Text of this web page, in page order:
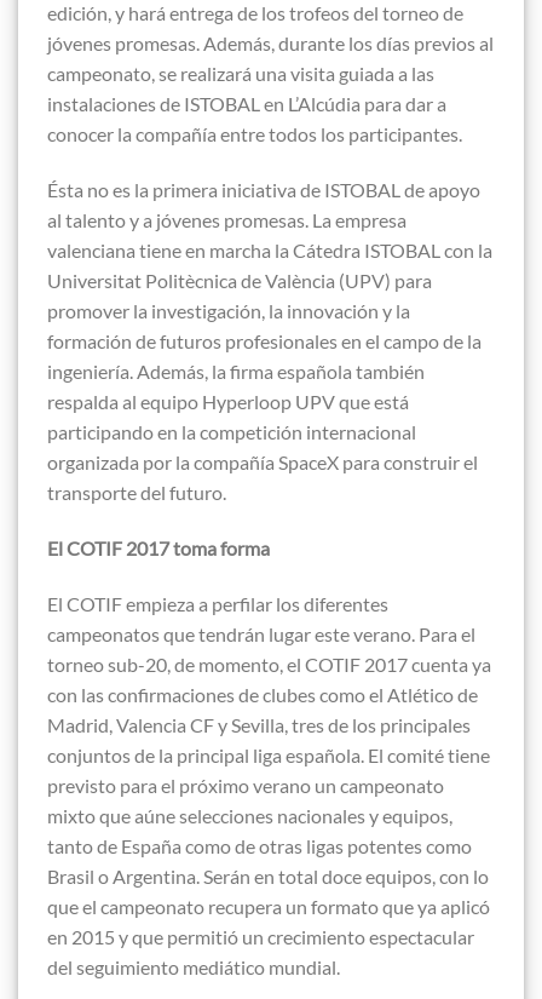
edición, y hará entrega de los trofeos del torneo de
jóvenes promesas. Además, durante los días previos al
campeonato, se realizará una visita guiada a las
instalaciones de ISTOBAL en L’Alcúdia para dar a
conocer la compañía entre todos los participantes.
Ésta no es la primera iniciativa de ISTOBAL de apoyo
al talento y a jóvenes promesas. La empresa
valenciana tiene en marcha la Cátedra ISTOBAL con la
Universitat Politècnica de València (UPV) para
promover la investigación, la innovación y la
formación de futuros profesionales en el campo de la
ingeniería. Además, la firma española también
respalda al equipo Hyperloop UPV que está
participando en la competición internacional
organizada por la compañía SpaceX para construir el
transporte del futuro.
El COTIF 2017 toma forma
El COTIF empieza a perfilar los diferentes
campeonatos que tendrán lugar este verano. Para el
torneo sub-20, de momento, el COTIF 2017 cuenta ya
con las confirmaciones de clubes como el Atlético de
Madrid, Valencia CF y Sevilla, tres de los principales
conjuntos de la principal liga española. El comité tiene
previsto para el próximo verano un campeonato
mixto que aúne selecciones nacionales y equipos,
tanto de España como de otras ligas potentes como
Brasil o Argentina. Serán en total doce equipos, con lo
que el campeonato recupera un formato que ya aplicó
en 2015 y que permitió un crecimiento espectacular
del seguimiento mediático mundial.